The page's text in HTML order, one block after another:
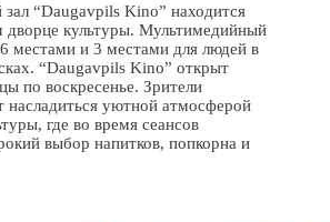
“Daugavpils Kino” находится
дворце культуры. Мультимедийный
местами и 3 местами для людей в
“Daugavpils Kino” открыт
по воскресенье. Зрители
насладиться уютной атмосферой
где во время сеансов
выбор напитков, попкорна и